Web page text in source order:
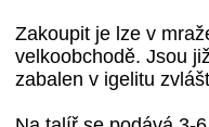
Zakoupit je lze v
velkoobchodě. Jsou
zabalen v igelitu